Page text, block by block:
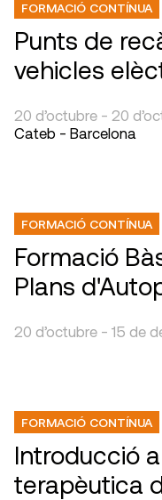
FORMACIÓ CONTÍNUA
Punts de
vehicles
20 d’octubre - 20
Cateb - Barcelona
FORMACIÓ CONTÍNUA
Formació
Plans
20 d’octubre - 15 de
FORMACIÓ CONTÍNUA
Introducció
terapèutica